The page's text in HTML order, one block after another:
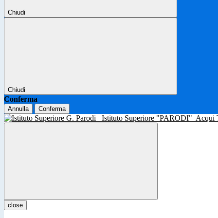
Chiudi
Chiudi
Conferma
Annulla Conferma
Istituto Superiore "PARODI" Acqui
close